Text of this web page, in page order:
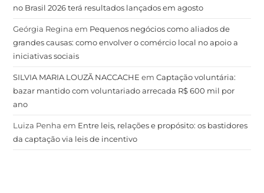
no Brasil 2026 terá resultados lançados em agosto
Geórgia Regina em Pequenos negócios como aliados de
grandes causas: como envolver o comércio local no apoio a
iniciativas sociais
SILVIA MARIA LOUZÃ NACCACHE emCaptação voluntária:
bazar mantido com voluntariado arrecada R$ 600 mil por
ano
Luiza Penha em Entre leis, relações e propósito: os bastidores
da captação via leis de incentivo